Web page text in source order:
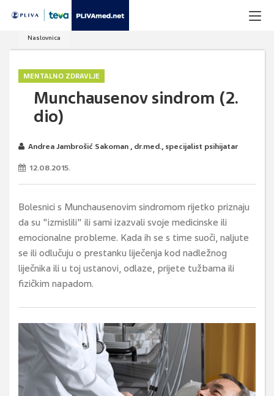
Naslovnica
MENTALNO ZDRAVLJE
Munchausenov sindrom (2.
dio)
Andrea Jambrošić Sakoman , dr.med., specijalist psihijatar
12.08.2015.
Bolesnici s Munchausenovim sindromom rijetko priznaju
da su "izmislili" ili sami izazvali svoje medicinske ili
emocionalne probleme. Kada ih se s time suoči, naljute
se ili odlučuju o prestanku liječenja kod nadležnog
liječnika ili u toj ustanovi, odlaze, prijete tužbama ili
fizičkim napadom.